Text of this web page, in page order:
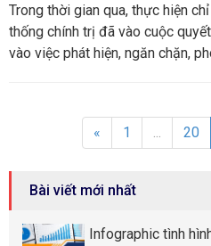
Trong thời gian qua, thực hiện
thống chính trị đã vào cuộc
vào việc phát hiện, ngăn chặn,
« 1 ... 20
Bài viết mới nhất
Infographic tình